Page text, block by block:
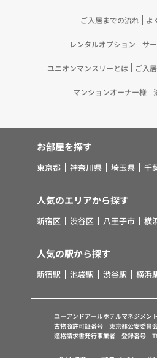
ご入居までの流れ よ
レンタルオプション サ
ユニオンマンスリーとは ご入
マンションオーナー様
お部屋を探す
東京都 神奈川県 埼玉県 千
人気のエリアから探す
新宿区 渋谷区 八王子市 横
人気の駅から探す
新宿駅 池袋駅 渋谷駅 横浜
ユーアンドアールホテルマネジメン
古物商許可証番号 東京都公安委
適格請求書発行事業者 登録番号